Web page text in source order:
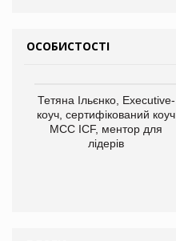
ОСОБИСТОСТІ
Тетяна Ільєнко, Executive-
коуч, сертифікований коуч
МСС ICF, ментор для
лідерів